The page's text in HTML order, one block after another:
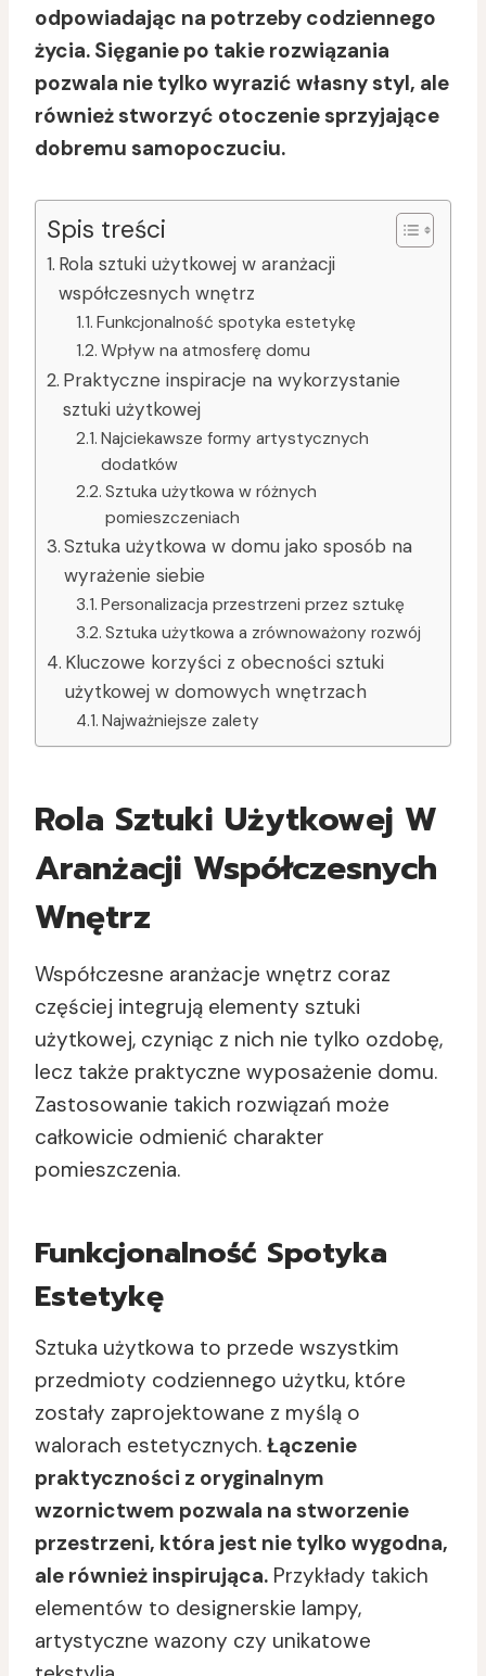
odpowiadając na potrzeby codziennego
życia. Sięganie po takie rozwiązania
pozwala nie tylko wyrazić własny styl, ale
również stworzyć otoczenie sprzyjające
dobremu samopoczuciu.
Spis treści
Rola sztuki użytkowej w aranżacji
współczesnych wnętrz
Funkcjonalność spotyka estetykę
Wpływ na atmosferę domu
Praktyczne inspiracje na wykorzystanie
sztuki użytkowej
Najciekawsze formy artystycznych
dodatków
Sztuka użytkowa w różnych
pomieszczeniach
Sztuka użytkowa w domu jako sposób na
wyrażenie siebie
Personalizacja przestrzeni przez sztukę
Sztuka użytkowa a zrównoważony rozwój
Kluczowe korzyści z obecności sztuki
użytkowej w domowych wnętrzach
Najważniejsze zalety
Rola Sztuki Użytkowej W
Aranżacji Współczesnych
Wnętrz
Współczesne aranżacje wnętrz coraz
częściej integrują elementy sztuki
użytkowej, czyniąc z nich nie tylko ozdobę,
lecz także praktyczne wyposażenie domu.
Zastosowanie takich rozwiązań może
całkowicie odmienić charakter
pomieszczenia.
Funkcjonalność Spotyka
Estetykę
Sztuka użytkowa to przede wszystkim
przedmioty codziennego użytku, które
zostały zaprojektowane z myślą o
walorach estetycznych. Łączenie
praktyczności z oryginalnym
wzornictwem pozwala na stworzenie
przestrzeni, która jest nie tylko wygodna,
ale również inspirująca. Przykłady takich
elementów to designerskie lampy,
artystyczne wazony czy unikatowe